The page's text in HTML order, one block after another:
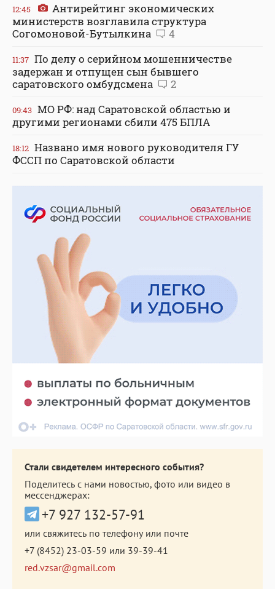
12:45
Антирейтинг экономических
министерств возглавила структура
Согомоновой-Бутылкина
4
11:37 По делу о серийном мошенничестве
задержан и отпущен сын бывшего
саратовского омбудсмена
2
09:43 МО РФ: над Саратовской областью и
другими регионами сбили 475 БПЛА
18:12 Названо имя нового руководителя ГУ
ФССП по Саратовской области
Стали свидетелем интересного события?
Поделитесь с нами новостью, фото или видео в
мессенджерах:
+7 927 132-57-91
или свяжитесь по телефону или почте
+7 (8452) 23-03-59 или 39-39-41
red.vzsar@gmail.com